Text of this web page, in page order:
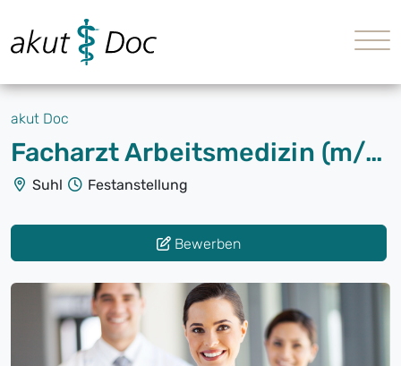
akut Doc
Facharzt Arbeitsmedizin (m/w/d)
Suhl Festanstellung
Bewerben